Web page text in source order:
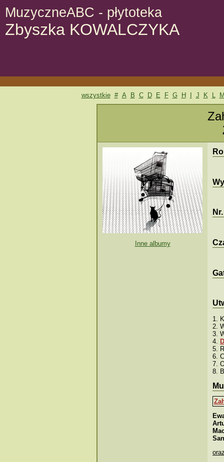
MuzyczneABC - płytoteka
Zbyszka KOWALCZYKA
wszystkie # A B C D E F G H J K L
Inne albumy
1.
2.
3.
4.
5.
6.
7.
8.